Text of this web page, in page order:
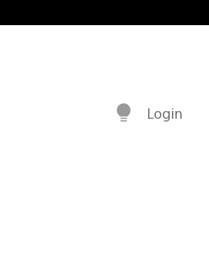
Login